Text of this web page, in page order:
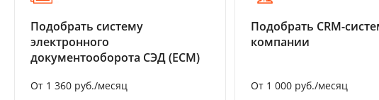
Подобрать систему
электронного
документооборота СЭД (ECM)
От 1 360 руб./месяц
Подобрать CRM-
компании
От 1 000 руб./месяц